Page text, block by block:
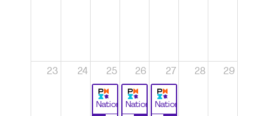
23 24 25
National
26
National
27
National
28 29